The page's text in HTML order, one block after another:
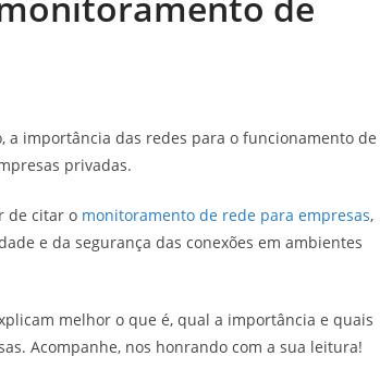
a importância das redes para o funcionamento de
privadas.
de citar o monitoramento de rede para empresas,
e da segurança das conexões em ambientes
melhor o que é, qual a importância e quais
Acompanhe, nos honrando com a sua leitura!